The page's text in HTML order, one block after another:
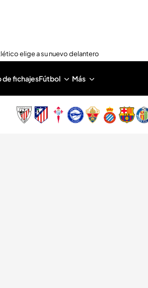
elige a su nuevo delantero
de fichajesFútbol Más